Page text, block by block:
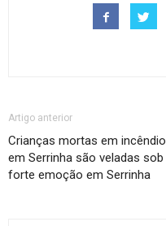
Artigo anterior
Crianças mortas em incêndio
em Serrinha são veladas sob
forte emoção em Serrinha